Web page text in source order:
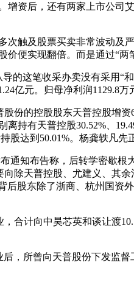
资后，还有两家上市公司
及股票买卖非常波动及严
便实现翻倍。而是通过“两
这笔收采办卖没有采用“
亿元。归母净利润1129.8万
的控股股东天普控股增资
持有天普控股30.52%、
达到50.01%。杨龚轶凡先
知布告称，后转学密歇根
除天普控股、尤建义、其
股东除了浙商、杭州国
计向中昊芯英和谈让渡
所曾向天普股份下发监